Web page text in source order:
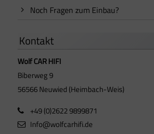
Noch Fragen zum Einbau?
Kontakt
Wolf CAR HIFI
Biberweg 9
56566 Neuwied (Heimbach-Weis)
+49 (0)2622 9899871
Info@wolfcarhifi.de